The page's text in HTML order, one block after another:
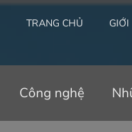
TRANG CHỦ
Công nghệ